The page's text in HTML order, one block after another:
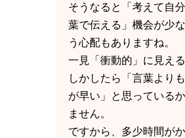
そうなると「考えて自
葉で伝える」機会が少
う心配もありますね。
一見「衝動的」に見え
しかしたら「言葉より
が早い」と思っている
ません。
ですから、多少時間が